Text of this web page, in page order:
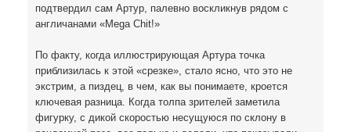
подтвердил сам Артур, палевно воскликнув рядом с
англичанами «Mega Chit!»
По факту, когда иллюстрирующая Артура точка
приблизилась к этой «срезке», стало ясно, что это не
экстрим, а пиздец, в чем, как вы понимаете, кроется
ключевая разница. Когда толпа зрителей заметила
фигурку, с дикой скоростью несущуюся по склону в